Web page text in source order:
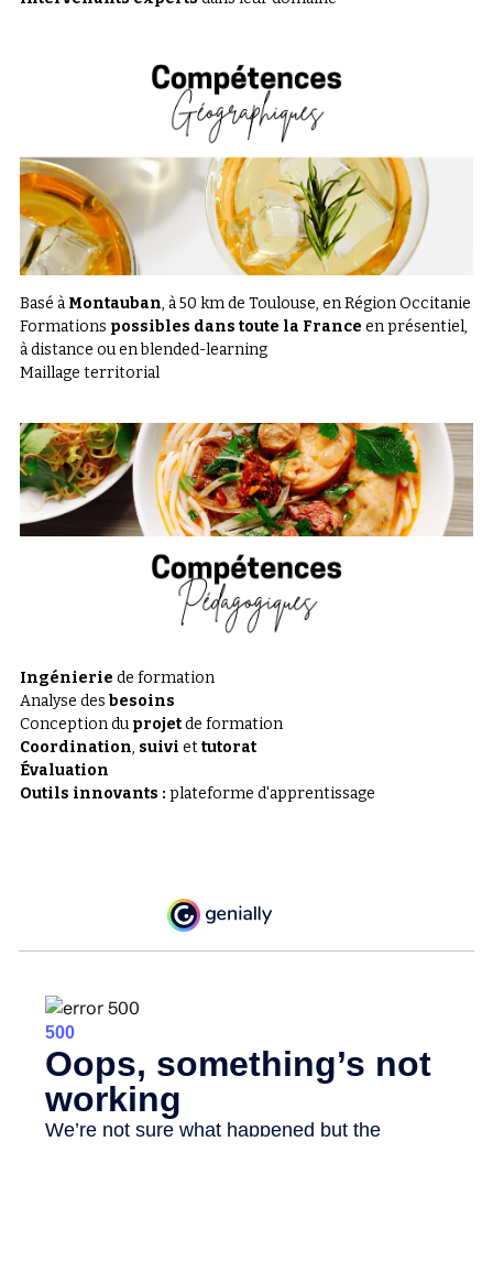
Basé à Montauban, à 50 km de Toulouse, en Région Occitanie
Formations possibles dans toute la France en présentiel,
à distance ou en blended-learning
Maillage territorial
Ingénierie de formation
Analyse des besoins
Conception du projet de formation
Coordination, suivi et tutorat
Évaluation
Outils innovants : plateforme d'apprentissage